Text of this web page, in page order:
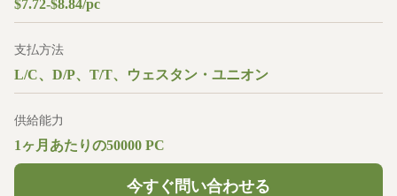
$7.72-$8.84/pc
支払方法
L/C、D/P、T/T、ウェスタン・ユニオン
供給能力
1ヶ月あたりの50000 PC
今すぐ問い合わせる